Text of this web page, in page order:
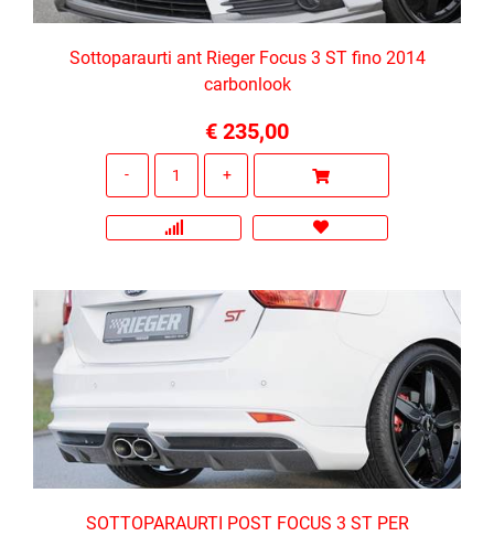
Sottoparaurti ant Rieger Focus 3 ST fino 2014
carbonlook
€ 235,00
SOTTOPARAURTI POST FOCUS 3 ST PER